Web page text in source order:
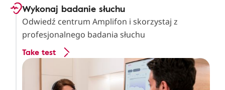
Wykonaj badanie słuchu
Odwiedź centrum Amplifon i skorzystaj z
profesjonalnego badania słuchu
Take test